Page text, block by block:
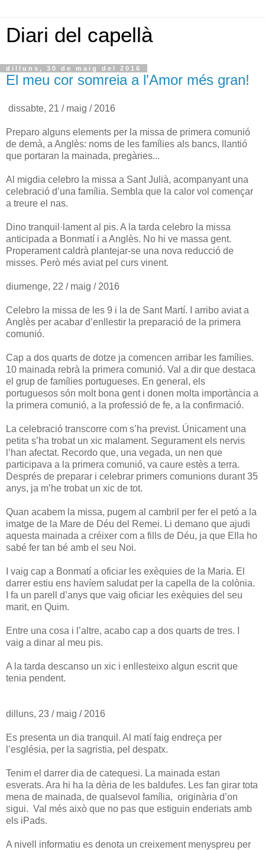
Diari del capellà
dilluns, 30 de maig del 2016
El meu cor somreia a l'Amor més gran!
dissabte, 21 / maig / 2016
Preparo alguns elements per la missa de primera comunió
de demà, a Anglès: noms de les famílies als bancs, llantió
que portaran la mainada, pregàries...
Al migdia celebro la missa a Sant Julià, acompanyant una
celebració d’una família. Sembla que la calor vol començar
a treure el nas.
Dino tranquil·lament al pis. A la tarda celebro la missa
anticipada a Bonmatí i a Anglès. No hi ve massa gent.
Properament caldrà plantejar-se una nova reducció de
misses. Però més aviat pel curs vinent.
diumenge, 22 / maig / 2016
Celebro la missa de les 9 i la de Sant Martí. I arribo aviat a
Anglès per acabar d’enllestir la preparació de la primera
comunió.
Cap a dos quarts de dotze ja comencen arribar les famílies.
10 mainada rebrà la primera comunió. Val a dir que destaca
el grup de famílies portugueses. En general, els
portuguesos són molt bona gent i donen molta importància a
la primera comunió, a la professió de fe, a la confirmació.
La celebració transcorre com s’ha previst. Únicament una
petita s’ha trobat un xic malament. Segurament els nervis
l’han afectat. Recordo que, una vegada, un nen que
participava a la primera comunió, va caure estès a terra.
Després de preparar i celebrar primers comunions durant 35
anys, ja m’he trobat un xic de tot.
Quan acabem la missa, pugem al cambril per fer el petó a la
imatge de la Mare de Déu del Remei. Li demano que ajudi
aquesta mainada a créixer com a fills de Déu, ja que Ella ho
sabé fer tan bé amb el seu Noi.
I vaig cap a Bonmatí a oficiar les exèquies de la Maria. El
darrer estiu ens havíem saludat per la capella de la colònia.
I fa un parell d’anys que vaig oficiar les exèquies del seu
marit, en Quim.
Entre una cosa i l’altre, acabo cap a dos quarts de tres. I
vaig a dinar al meu pis.
A la tarda descanso un xic i enllesteixo algun escrit que
tenia pendent.
dilluns, 23 / maig / 2016
Es presenta un dia tranquil. Al matí faig endreça per
l’església, per la sagristia, pel despatx.
Tenim el darrer dia de catequesi. La mainada estan
esverats. Ara hi ha la dèria de les baldufes. Les fan girar tota
mena de mainada, de qualsevol família, originària d’on
sigui. Val més això que no pas que estiguin enderiats amb
els iPads.
A nivell informatiu es denota un creixement menyspreu per